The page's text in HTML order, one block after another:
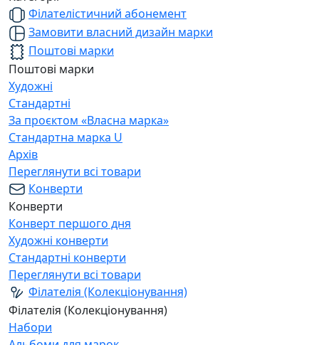
Філателістичний абонемент
Замовити власний дизайн марки
Поштові марки
Поштові марки
Художні
Стандартні
За проєктом «Власна марка»
Стандартна марка U
Архів
Переглянути всі товари
Конверти
Конверти
Конверт першого дня
Художні конверти
Стандартні конверти
Переглянути всі товари
Філателія (Колекціонування)
Філателія (Колекціонування)
Набори